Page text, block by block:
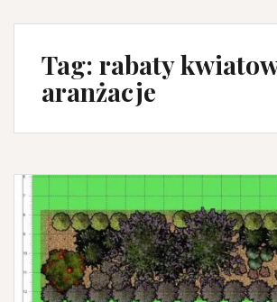
Tag: rabaty
aranżacje